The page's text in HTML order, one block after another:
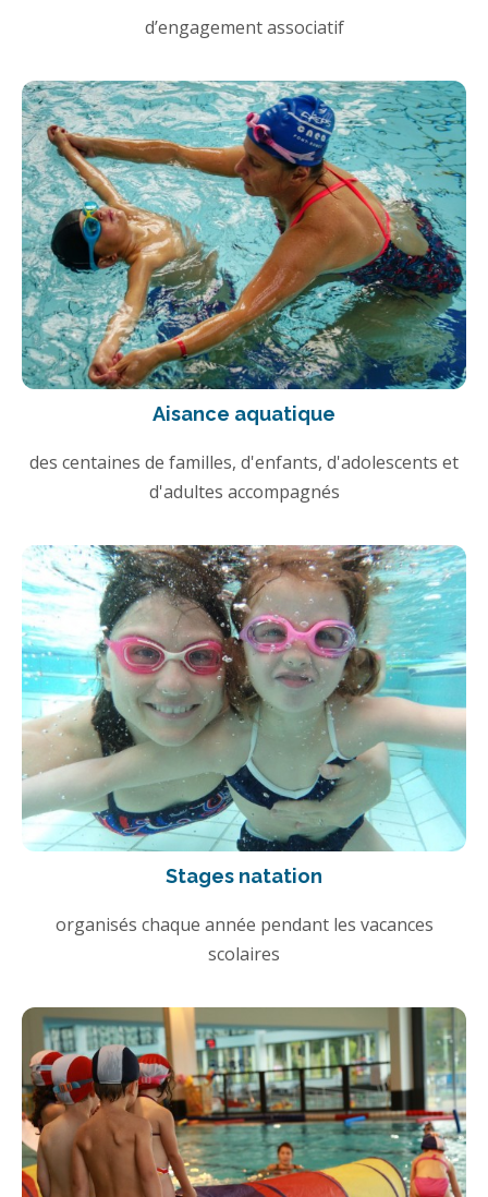
d’engagement associatif
Aisance aquatique
des centaines de familles, d'enfants, d'adolescents et
d'adultes accompagnés
Stages natation
organisés chaque année pendant les vacances
scolaires